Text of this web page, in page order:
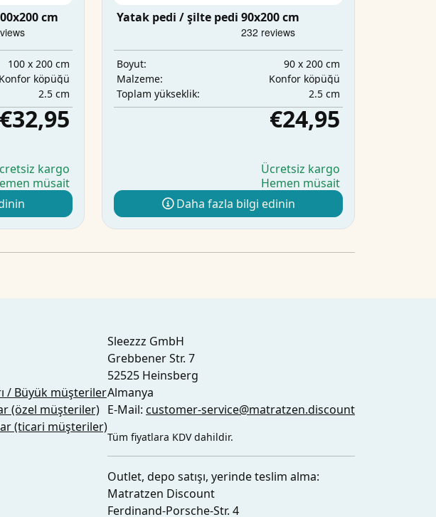
cm
100 x 200 cm
Konfor köpüğü
2.5 cm
€32,95
kargo
müsait
Yatak pedi / şilte pedi 90x200 cm
Boyut:
90 x 200 cm
Malzeme:
Konfor köpüğü
Toplam yükseklik:
2.5 cm
€24,95
Ücretsiz kargo
Hemen müsait
Daha fazla bilgi edinin
/ Büyük müşteriler
(özel müşteriler)
(ticari müşteriler)
Sleezzz GmbH
Grebbener Str. 7
52525 Heinsberg
Almanya
E-Mail: customer-service@matratzen.discount
Tüm fiyatlara KDV dahildir.
Outlet, depo satışı, yerinde teslim alma:
Matratzen Discount
Ferdinand-Porsche-Str. 4